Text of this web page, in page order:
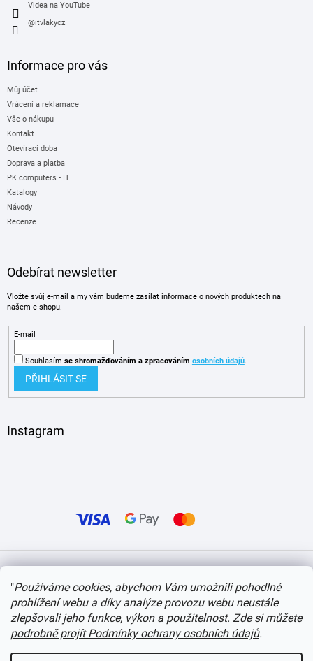
"Používáme cookies, abychom Vám umožnili pohodlné
prohlížení webu a díky analýze provozu webu neustále
zlepšovali jeho funkce, výkon a použitelnost. Zde si můžete
podrobně projít Podmínky ochrany osobních údajů.
Videa na YouTube
@itvlakycz
Informace pro vás
Můj účet
Vrácení a reklamace
Vše o nákupu
Kontakt
Otevírací doba
Doprava a platba
PK computers - IT
Katalogy
Návody
Recenze
Odebírat newsletter
Vložte svůj e-mail a my vám budeme zasílat informace o nových produktech na
našem e-shopu.
E-mail
Souhlasím se shromažďováním a zpracováním osobních údajů.
PŘIHLÁSIT SE
Instagram
Copyright 2026itvlaky.cz . Všechna práva vyhrazena. Upravit nastavení cookies